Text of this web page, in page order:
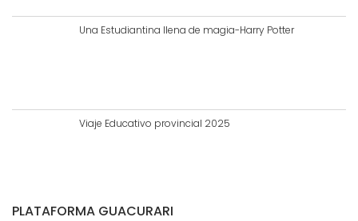
Una Estudiantina llena de magia-Harry Potter
Viaje Educativo provincial 2025
PLATAFORMA GUACURARI